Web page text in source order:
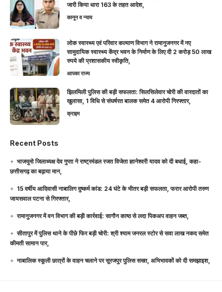
जारी किया धारा 163 के तहत आदेश,
कानून व न्याय
लोक स्वास्थ्य एवं परिवार कल्याण विभाग ने रामानुजनगर में नए
सामुदायिक स्वास्थ्य केंद्र भवन के निर्माण के लिए दी 2 करोड़ 50 लाख
रुपये की प्रशासकीय स्वीकृति,
आपका राज्य
झिलमिली पुलिस की बड़ी सफलता: सिलसिलेवार चोरी की वारदातों का
खुलासा, 1 विधि से संघर्षरत बालक समेत 4 आरोपी गिरफ्तार,
क्राइम
Recent Posts
भाजयुमो जिलाध्यक्ष देव गुप्ता ने राष्ट्रमंडल रजत विजेता ज्ञानेश्वरी यादव को दी बधाई, कहा-
छत्तीसगढ़ का बढ़ाया मान,
15 वर्षीय आदिवासी नाबालिग दुष्कर्म कांड: 24 घंटे के भीतर बड़ी सफलता, फरार आरोपी तरुण
जायसवाल पटना से गिरफ्तार,
रामानुजनगर में वन विभाग की बड़ी कार्रवाई: सागौन काष्ठ से लदा पिकअप वाहन जब्त,
सीतापुर में पुलिस थाने के पीछे फिर बड़ी चोरी: श्री श्याम जनरल स्टोर से सवा लाख नकद समेत
कीमती सामान पार,
नाबालिक स्कूली छात्रों के वाहन चलाने पर सूरजपुर पुलिस सख्त, अभिभावकों को दी समझाइश,